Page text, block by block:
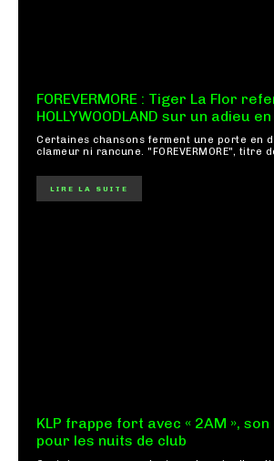
FOREVERMORE : Tiger La Flor
HOLLYWOODLAND sur un adieu
Certaines chansons ferment une porte en
clameur ni rancune. "FOREVERMORE", titre
LIRE LA SUITE
KLP frappe fort avec « 2AM »,
pour les nuits de club